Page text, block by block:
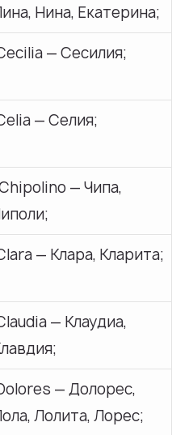
Нина, Екатерина;
— Сесилия;
— Селия;
— Чипа,
— Клара, Кларита;
— Клаудиа,
— Долорес,
Лолита, Лорес;